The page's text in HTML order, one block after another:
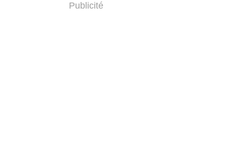
Publicité